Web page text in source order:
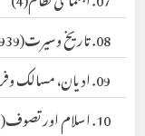
08. تاریخ وسیرت
(1939)
09. ادیان، مسالک وفرق
10. اسلام اور تصوف
(489)